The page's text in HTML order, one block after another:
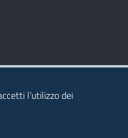
l’utilizzo dei